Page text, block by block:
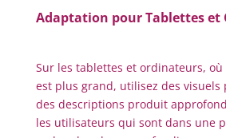
Adaptation pour Tablettes et
Sur les tablettes et ordinateurs, où
est plus grand, utilisez des visuels
des descriptions produit
les utilisateurs qui sont dans une